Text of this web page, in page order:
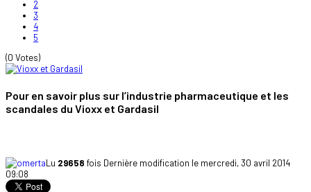
2
3
4
5
(0 Votes)
Pour en savoir plus sur l’industrie pharmaceutique et les
scandales du Vioxx et Gardasil
Lu 29658 fois Dernière modification le mercredi, 30 avril 2014
09:08